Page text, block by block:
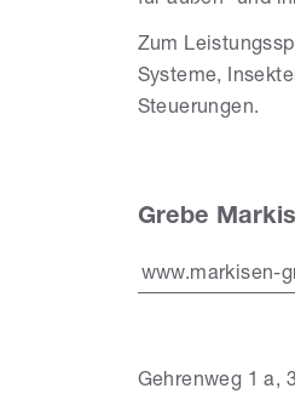
Zum
Systeme,
Steuerungen.
Grebe
www.markisen-
Gehrenweg 1 a,